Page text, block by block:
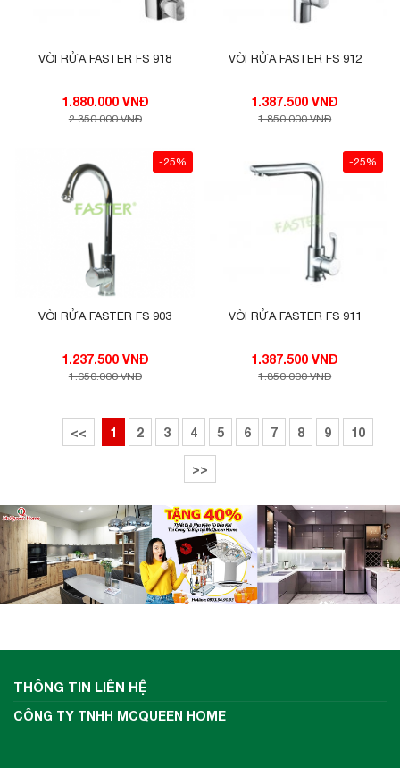
VÒI RỬA FASTER FS 918
1.880.000 VNĐ
2.350.000 VNĐ
VÒI RỬA FASTER FS 912
1.387.500 VNĐ
1.850.000 VNĐ
-25%
VÒI RỬA FASTER FS 903
1.237.500 VNĐ
1.650.000 VNĐ
-25%
VÒI RỬA FASTER FS 911
1.387.500 VNĐ
1.850.000 VNĐ
<< 1 2 3 4 5 6 7 8 9 10
>>
THÔNG TIN LIÊN HỆ
CÔNG TY TNHH MCQUEEN HOME